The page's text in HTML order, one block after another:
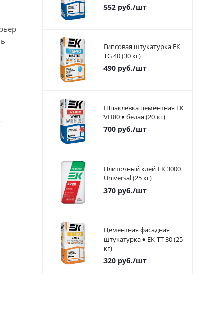
552руб./шт
Гипсовая штукатурка ЕК
TG 40 (30 кг)
490руб./шт
Шпаклевка цементная ЕК
VH80 ♦ белая (20 кг)
700руб./шт
Плиточный клей ЕК 3000
Universal (25 кг)
370руб./шт
Цементная фасадная
штукатурка ♦ ЕК ТТ 30 (25
кг)
320руб./шт